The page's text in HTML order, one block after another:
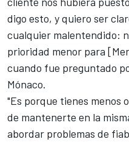
digo esto, y quiero ser
cualquier malentendido:
prioridad menor para
cuando fue preguntado
Mónaco.
"Es porque tienes menos
de mantenerte en la
abordar problemas de